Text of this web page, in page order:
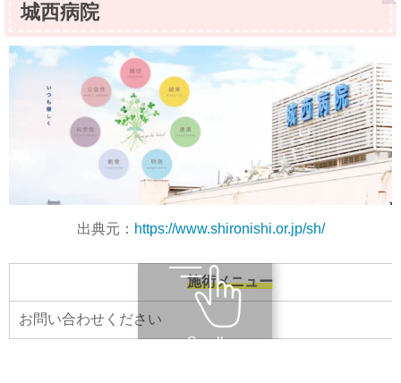
城西病院
出典元： https://www.shironishi.or.jp/sh/
施術メニュー
お問い合わせください
Scroll